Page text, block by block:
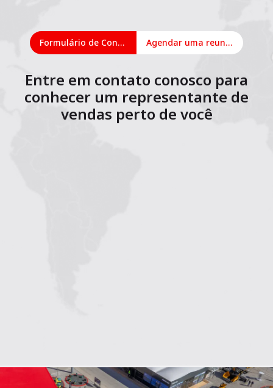
Formulário de Contato Agendar uma reunião on-line
Entre em contato conosco para
conhecer um representante de
vendas perto de você